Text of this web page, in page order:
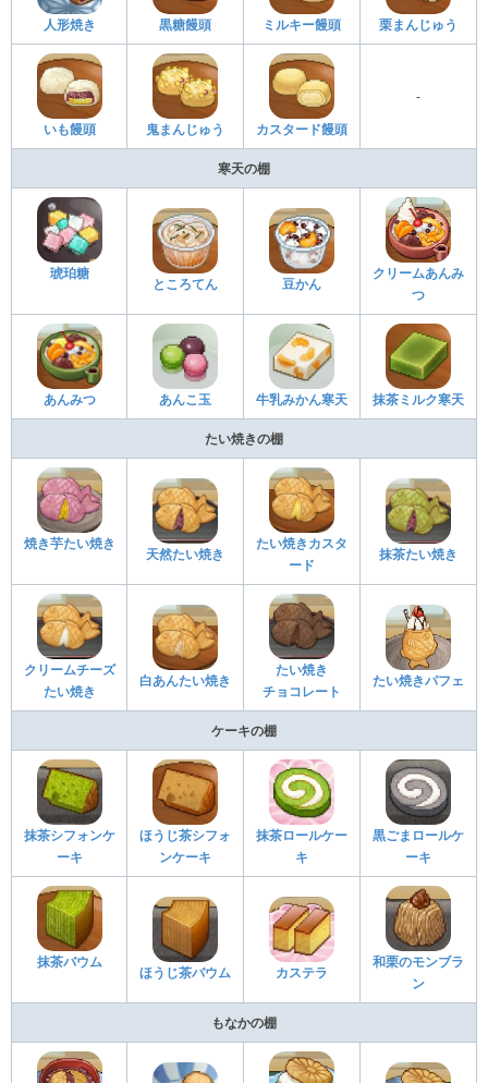
人形焼き 黒糖饅頭 ミルキー饅頭 栗まんじゅう
いも饅頭 鬼まんじゅう カスタード饅頭
-
寒天の棚
琥珀糖
ところてん
豆かん
クリームあんみ
つ
あんみつ あんこ玉 牛乳みかん寒天 抹茶ミルク寒天
たい焼きの棚
焼き芋たい焼き
天然たい焼き
たい焼きカスタ
ード
抹茶たい焼き
クリームチーズ
たい焼き
白あんたい焼き
たい焼き
チョコレート
たい焼きパフェ
ケーキの棚
抹茶シフォンケ
ーキ
ほうじ茶シフォ
ンケーキ
抹茶ロールケー
キ
黒ごまロールケ
ーキ
抹茶バウム
ほうじ茶バウム
カステラ
和栗のモンブラ
ン
もなかの棚